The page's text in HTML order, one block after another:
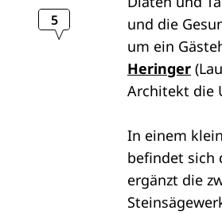
5
und die
um ein
Heringer
Architekt die
In einem
befindet sich
ergänzt die